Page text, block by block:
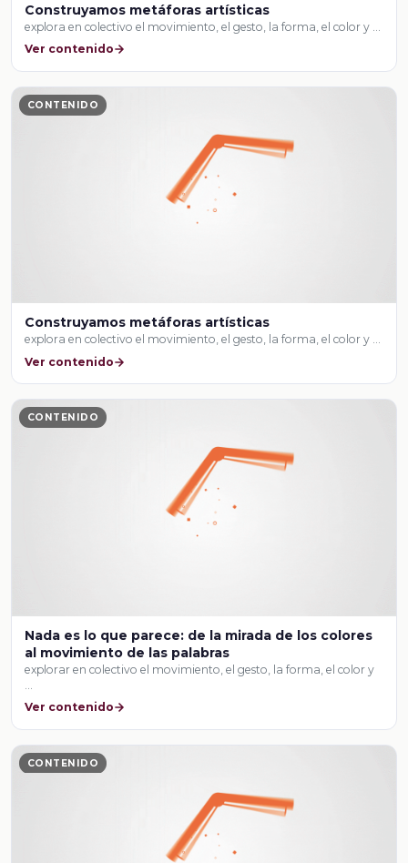
Construyamos metáforas artísticas
explora en colectivo el movimiento, el gesto, la forma, el color y …
Ver contenido
CONTENIDO
Construyamos metáforas artísticas
explora en colectivo el movimiento, el gesto, la forma, el color y …
Ver contenido
CONTENIDO
Nada es lo que parece: de la mirada de los colores
al movimiento de las palabras
explorar en colectivo el movimiento, el gesto, la forma, el color y
Ver contenido
CONTENIDO